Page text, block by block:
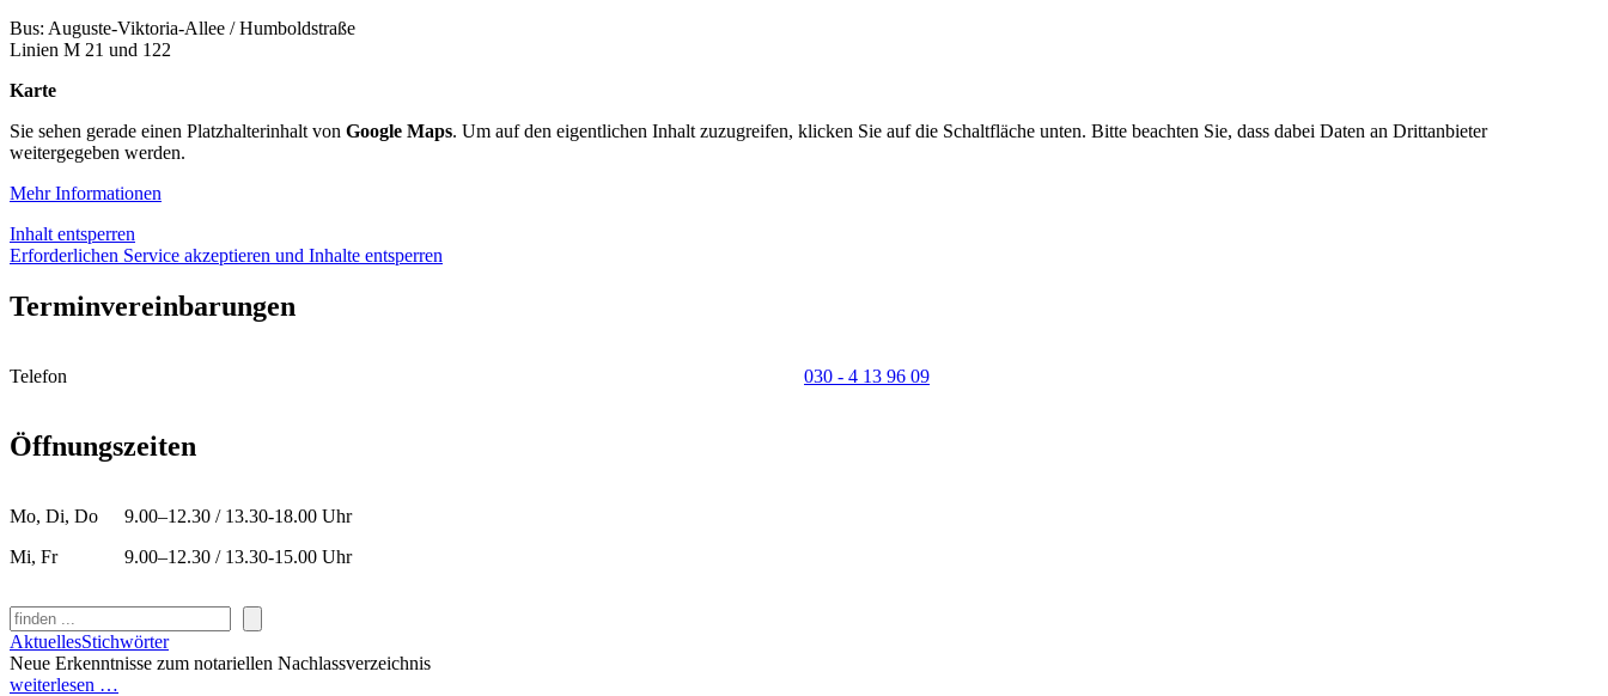
Bus: Auguste-Viktoria-Allee / Humboldstraße
Linien M 21 und 122
Karte
Sie sehen gerade einen Platzhalterinhalt von Google Maps. Um auf den eigentlichen Inhalt zuzugreifen, klicken Sie auf die Schaltfläche unten. Bitte beachten Sie, dass dabei Daten an Drittanbieter
weitergegeben werden.
Mehr Informationen
Inhalt entsperren
Erforderlichen Service akzeptieren und Inhalte entsperren
Terminvereinbarungen
Telefon 030 - 4 13 96 09
Öffnungszeiten
Mo, Di, Do
Mi, Fr
9.00–12.30 / 13.30-18.00 Uhr
9.00–12.30 / 13.30-15.00 Uhr
Suchen
AktuellesStichwörter
Neue Erkenntnisse zum notariellen Nachlassverzeichnis
weiterlesen …